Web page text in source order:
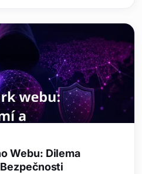
Webu: Dilema